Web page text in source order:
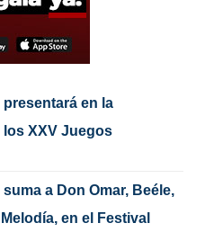
en la
XXV Juegos
a Don Omar, Beéle,
en el Festival